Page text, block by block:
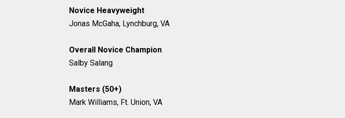
Novice Heavyweight
Jonas McGaha, Lynchburg, VA
Overall Novice Champion
Salby Salang
Masters (50+)
Mark Williams, Ft. Union, VA